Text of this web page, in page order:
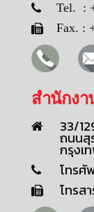
Tel. :
Fax. :
สำนักง
33/
ถนนสุ
กรุงเ
โทรศั
โทรส